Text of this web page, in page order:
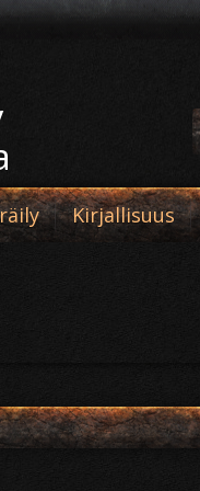
Kirjallisuus